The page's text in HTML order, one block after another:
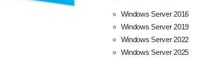
Windows Server 2016
Windows Server 2019
Windows Server 2022
Windows Server 2025